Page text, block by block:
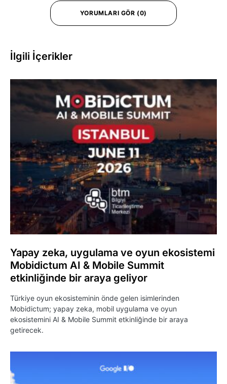
YORUMLARI GÖR (0)
İlgili İçerikler
Yapay zeka, uygulama ve oyun ekosistemi
Mobidictum AI & Mobile Summit
etkinliğinde bir araya geliyor
Türkiye oyun ekosisteminin önde gelen isimlerinden
Mobidictum; yapay zeka, mobil uygulama ve oyun
ekosistemini AI & Mobile Summit etkinliğinde bir araya
getirecek.